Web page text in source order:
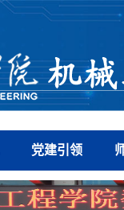
党建引领